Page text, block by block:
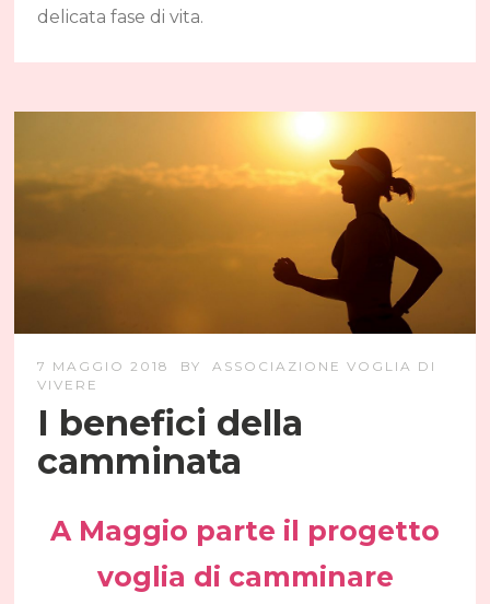
delicata fase di vita.
7 MAGGIO 2018 BY
ASSOCIAZIONE VOGLIA DI
VIVERE
I benefici della
camminata
A Maggio parte il progetto
voglia di camminare